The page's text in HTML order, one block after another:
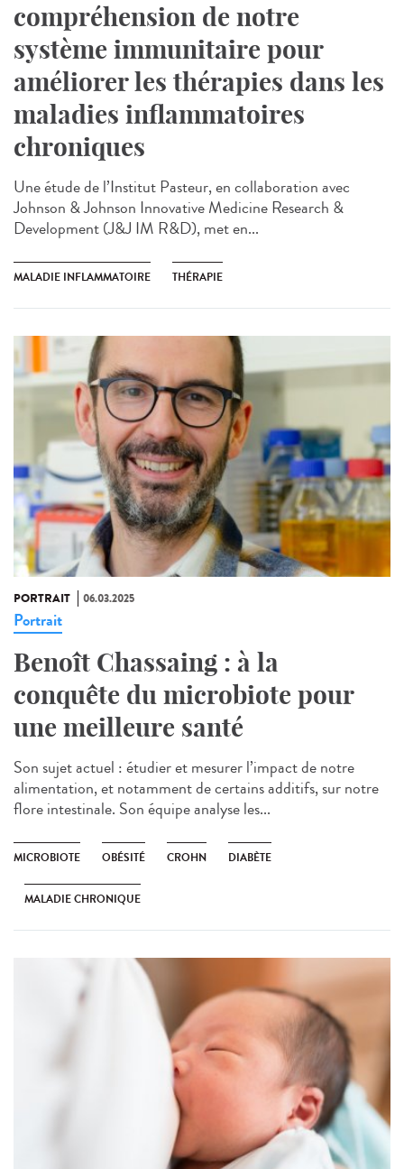
compréhension de notre
système immunitaire pour
améliorer les thérapies dans les
maladies inflammatoires
chroniques
Une étude de l’Institut Pasteur, en collaboration avec
Johnson & Johnson Innovative Medicine Research &
Development (J&J IM R&D), met en...
MALADIE INFLAMMATOIRE THÉRAPIE
PORTRAIT 06.03.2025
Portrait
Benoît Chassaing : à la
conquête du microbiote pour
une meilleure santé
Son sujet actuel : étudier et mesurer l’impact de notre
alimentation, et notamment de certains additifs, sur notre
flore intestinale. Son équipe analyse les...
MICROBIOTE OBÉSITÉ CROHN DIABÈTE
MALADIE CHRONIQUE